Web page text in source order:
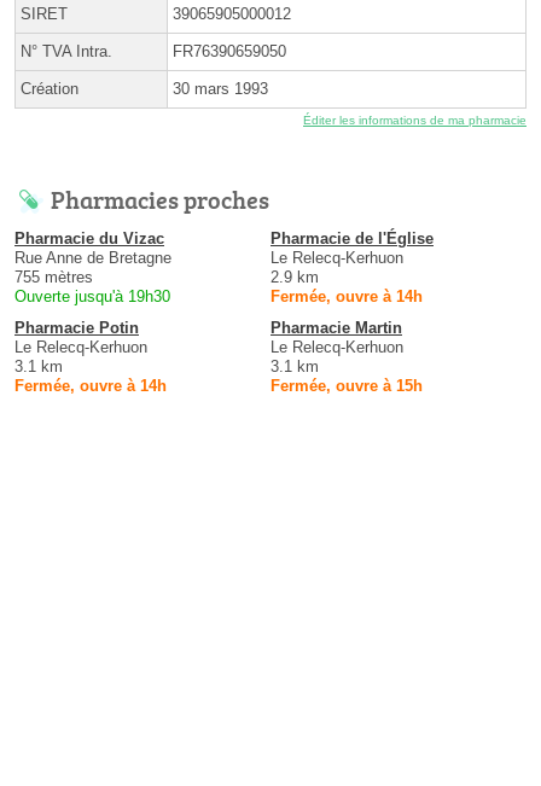
SIRET 39065905000012
N° TVA Intra. FR76390659050
Création 30 mars 1993
Éditer les informations de ma pharmacie
Pharmacies proches
Pharmacie du Vizac
Rue Anne de Bretagne
755 mètres
Ouverte jusqu'à 19h30
Pharmacie de l'Église
Le Relecq-Kerhuon
2.9 km
Fermée, ouvre à 14h
Pharmacie Potin
Le Relecq-Kerhuon
3.1 km
Fermée, ouvre à 14h
Pharmacie Martin
Le Relecq-Kerhuon
3.1 km
Fermée, ouvre à 15h